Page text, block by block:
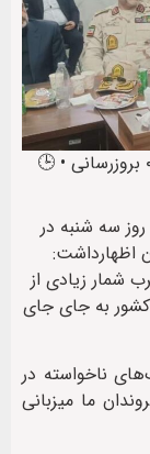
📅 انتشار: ۱۰ سرطان ۱۴۰۴ ساعت ۲۳:۵۳ • 🔄 ۰ بروزرسانی • 🕒
سه شنبه در
اظهارداشت:
شمار زیادی از
کشور به جای جای
ناخواسته در
ما میزبانی